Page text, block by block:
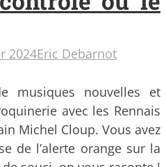
2024Eric Debarnot
musiques nouvelles et
avec les Rennais
Michel Cloup. Vous avez
de l’alerte orange sur la